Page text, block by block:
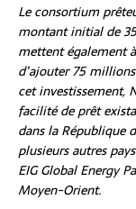
Le consortium
montant initial de
mettent également
d’ajouter 75
cet investissement,
facilité de prêt
dans la République
plusieurs autres
EIG Global Energy
Moyen-Orient.